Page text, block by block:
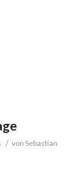
/ von Sebastian